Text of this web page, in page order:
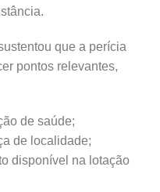
que a perícia
pontos relevantes,
de saúde;
de localidade;
disponível na lotação